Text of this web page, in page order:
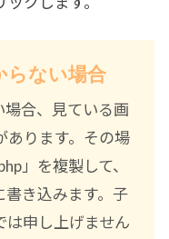
らない場合
場合、見ている画
あります。その場
」を複製して、
書き込みます。子
は申し上げません